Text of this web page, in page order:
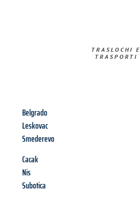
TRASLOCHI E
TRASPORTI​
Belgrado
Leskovac
Smederevo
Cacak
Nis
Subotica